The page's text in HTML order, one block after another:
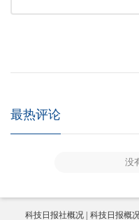
最热评论
没
科技日报社概况 科技日报概